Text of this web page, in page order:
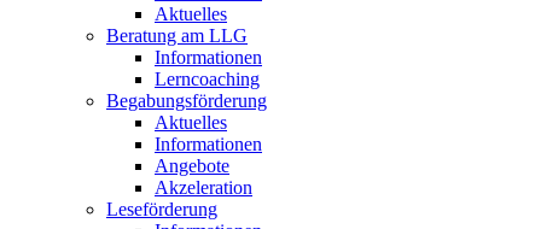
Aktuelles
Beratung am LLG
Informationen
Lerncoaching
Begabungsförderung
Aktuelles
Informationen
Angebote
Akzeleration
Leseförderung